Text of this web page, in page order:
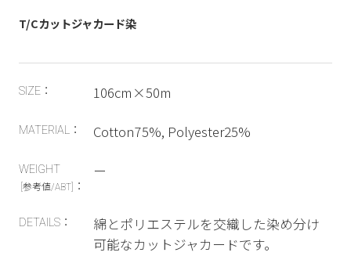
T/Cカットジャカード染
SIZE： 106cm×50m
MATERIAL： Cotton75%, Polyester25%
WEIGHT
[参考値/ABT] ：
ー
DETAILS：
綿とポリエステルを交織した染め分け
可能なカットジャカードです。